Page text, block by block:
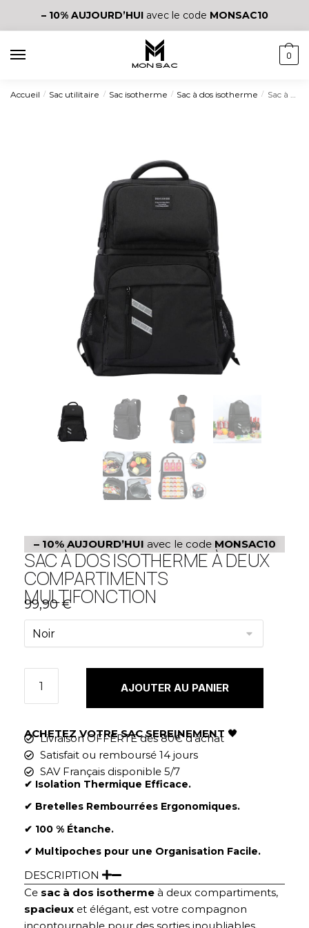
– 10% AUJOURD’HUIavec le code MONSAC10
0
Accueil / Sac utilitaire / Sac isotherme / Sac à dos isotherme / Sac à dos isotherme à deux compartiments multifonction
– 10% AUJOURD’HUI avec le code MONSAC10
SAC À DOS ISOTHERME À DEUX
COMPARTIMENTS
MULTIFONCTION
99,90€
AJOUTER AU PANIER
ACHETEZ VOTRE SAC SEREINEMENT 🖤
Livraison OFFERTE dès 80€ d'achat
Satisfait ou remboursé 14 jours
SAV Français disponible 5/7
✔︎ Isolation Thermique Efficace.
✔︎ Bretelles Rembourrées Ergonomiques.
✔︎ 100 % Étanche.
✔︎ Multipoches pour une Organisation Facile.
DESCRIPTION
Ce sac à dos isotherme à deux compartiments,
spacieux et élégant, est votre compagnon